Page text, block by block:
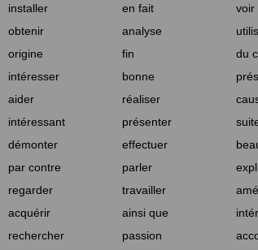
installer en fait
voir
obtenir analyse
origine fin
du
intéresser bonne
aider réaliser
intéressant présenter
démonter effectuer
par contre parler
regarder travailler
acquérir ainsi que
rechercher passion